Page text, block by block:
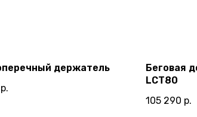
держатель
р.
Беговая
LCT80
105 290 р.